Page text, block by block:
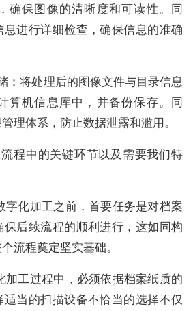
确保图像的清晰度和可读性。同
进行详细检查，确保信息的准确
：将处理后的图像文件与目录信息
算机信息库中，并备份保存。同
理体系，防止数据泄露和滥用。
程中的关键环节以及需要我们特
字化加工之前，首要任务是对档案
后续流程的顺利进行，这如同构
流程奠定坚实基础。
加工过程中，必须依据档案纸质的
当的扫描设备不恰当的选择不仅